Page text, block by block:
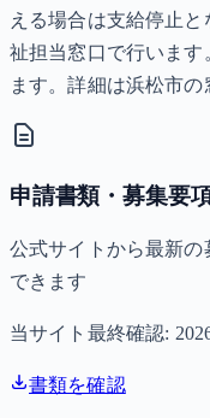
える場合は支給停止
祉担当窓口で行いま
ます。詳細は浜松市の
申請書類・募集要
公式サイトから最新
できます
当サイト最終確認:
書類を確認